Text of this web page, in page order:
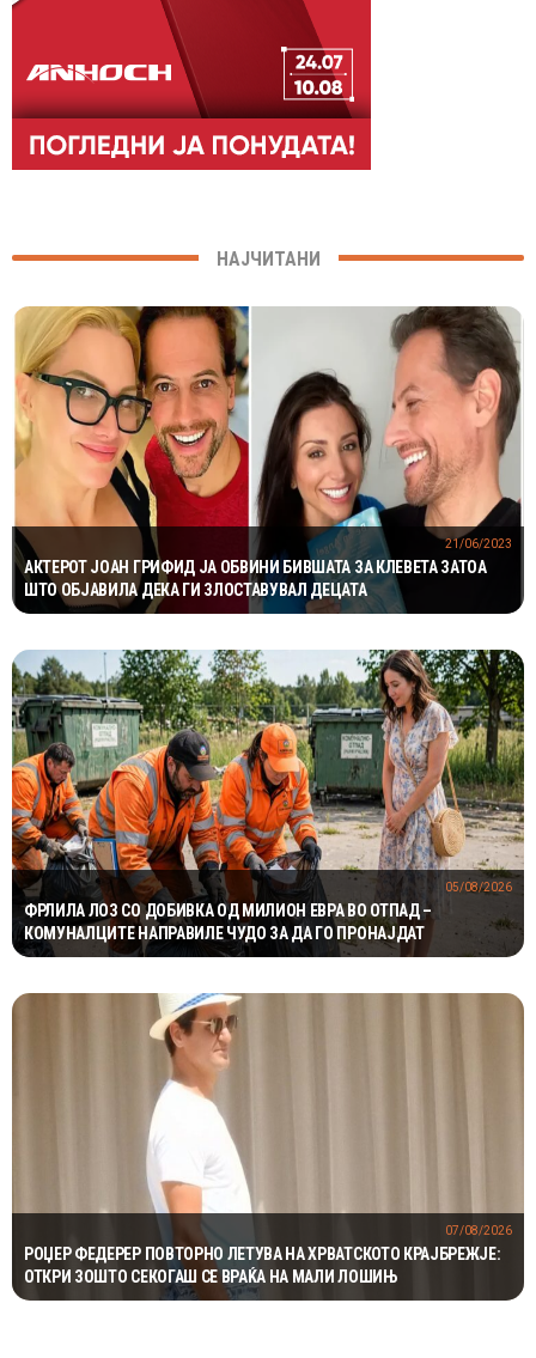
НАЈЧИТАНИ
АКТЕРОТ ЈОАН ГРИФИД ЈА ОБВИНИ БИВШАТА ЗА КЛЕВЕТА ЗАТОА
ШТО ОБЈАВИЛА ДЕКА ГИ ЗЛОСТАВУВАЛ ДЕЦАТА
21/06/2023
ФРЛИЛА ЛОЗ СО ДОБИВКА ОД МИЛИОН ЕВРА ВО ОТПАД –
КОМУНАЛЦИТЕ НАПРАВИЛЕ ЧУДО ЗА ДА ГО ПРОНАЈДАТ
05/08/2026
РОЏЕР ФЕДЕРЕР ПОВТОРНО ЛЕТУВА НА ХРВАТСКОТО КРАЈБРЕЖЈЕ:
ОТКРИ ЗОШТО СЕКОГАШ СЕ ВРАЌА НА МАЛИ ЛОШИЊ
07/08/2026